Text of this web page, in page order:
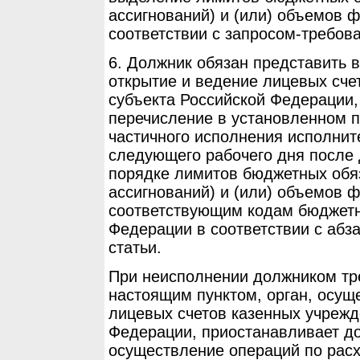
ассигнований) и (или) объемов
соответствии с запросом-
6. Должник обязан представить
открытие и ведение лицевых
субъекта Российской
перечисление в установленном
частичного исполнения
следующего рабочего дня
порядке лимитов бюджетных
ассигнований) и (или) объемов
соответствующим кодам
Федерации в соответствии с
статьи.
При неисполнении должником
настоящим пунктом, орган,
лицевых счетов казенных
Федерации, приостанавливает
осуществление операций по